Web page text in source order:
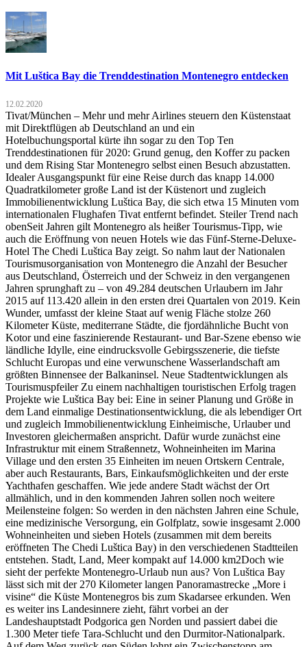
Mit Luštica Bay die Trenddestination Montenegro entdecken
12.02.2020
Tivat/München – Mehr und mehr Airlines steuern den Küstenstaat
mit Direktflügen ab Deutschland an und ein
Hotelbuchungsportal kürte ihn sogar zu den Top Ten
Trenddestinationen für 2020: Grund genug, den Koffer zu packen
und dem Rising Star Montenegro selbst einen Besuch abzustatten.
Idealer Ausgangspunkt für eine Reise durch das knapp 14.000
Quadratkilometer große Land ist der Küstenort und zugleich
Immobilienentwicklung Luštica Bay, die sich etwa 15 Minuten vom
internationalen Flughafen Tivat entfernt befindet. Steiler Trend nach
obenSeit Jahren gilt Montenegro als heißer Tourismus-Tipp, wie
auch die Eröffnung von neuen Hotels wie das Fünf-Sterne-Deluxe-
Hotel The Chedi Luštica Bay zeigt. So nahm laut der Nationalen
Tourismusorganisation von Montenegro die Anzahl der Besucher
aus Deutschland, Österreich und der Schweiz in den vergangenen
Jahren sprunghaft zu – von 49.284 deutschen Urlaubern im Jahr
2015 auf 113.420 allein in den ersten drei Quartalen von 2019. Kein
Wunder, umfasst der kleine Staat auf wenig Fläche stolze 260
Kilometer Küste, mediterrane Städte, die fjordähnliche Bucht von
Kotor und eine faszinierende Restaurant- und Bar-Szene ebenso wie
ländliche Idylle, eine eindrucksvolle Gebirgsszenerie, die tiefste
Schlucht Europas und eine verwunschene Wasserlandschaft am
größten Binnensee der Balkaninsel. Neue Stadtentwicklungen als
Tourismuspfeiler Zu einem nachhaltigen touristischen Erfolg tragen
Projekte wie Luštica Bay bei: Eine in seiner Planung und Größe in
dem Land einmalige Destinationsentwicklung, die als lebendiger Ort
und zugleich Immobilienentwicklung Einheimische, Urlauber und
Investoren gleichermaßen anspricht. Dafür wurde zunächst eine
Infrastruktur mit einem Straßennetz, Wohneinheiten im Marina
Village und den ersten 35 Einheiten im neuen Ortskern Centrale,
aber auch Restaurants, Bars, Einkaufsmöglichkeiten und der erste
Yachthafen geschaffen. Wie jede andere Stadt wächst der Ort
allmählich, und in den kommenden Jahren sollen noch weitere
Meilensteine folgen: So werden in den nächsten Jahren eine Schule,
eine medizinische Versorgung, ein Golfplatz, sowie insgesamt 2.000
Wohneinheiten und sieben Hotels (zusammen mit dem bereits
eröffneten The Chedi Luštica Bay) in den verschiedenen Stadtteilen
entstehen. Stadt, Land, Meer kompakt auf 14.000 km2Doch wie
sieht der perfekte Montenegro-Urlaub nun aus? Von Luštica Bay
lässt sich mit der 270 Kilometer langen Panoramastrecke „More i
visine“ die Küste Montenegros bis zum Skadarsee erkunden. Wen
es weiter ins Landesinnere zieht, fährt vorbei an der
Landeshauptstadt Podgorica gen Norden und passiert dabei die
1.300 Meter tiefe Tara-Schlucht und den Durmitor-Nationalpark.